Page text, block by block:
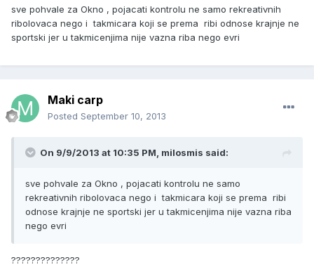
sve pohvale za Okno , pojacati kontrolu ne samo rekreativnih
ribolovaca nego i takmicara koji se prema ribi odnose krajnje ne
sportski jer u takmicenjima nije vazna riba nego evri
Maki carp
Posted September 10, 2013
On 9/9/2013 at 10:35 PM, milosmis said:
sve pohvale za Okno , pojacati kontrolu ne samo
rekreativnih ribolovaca nego i takmicara koji se prema ribi
odnose krajnje ne sportski jer u takmicenjima nije vazna riba
nego evri
??????????????